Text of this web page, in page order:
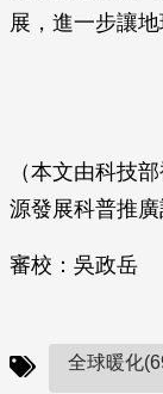
展，進一步讓
（本文由科技
源發展科普推廣
審校：吳政岳
全球暖化